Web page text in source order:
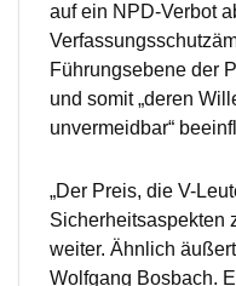
auf ein NPD-Verbot
Führungsebene der
und somit „deren
unvermeidbar“
„Der Preis, die V-
Sicherheitsaspekten
weiter. Ähnlich
Wolfgang Bosbach.